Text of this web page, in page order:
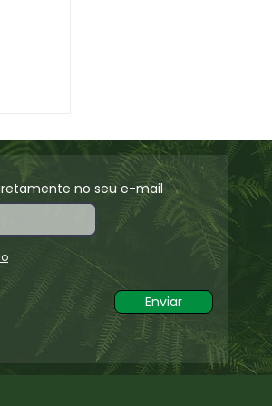
no seu e-mail
Enviar